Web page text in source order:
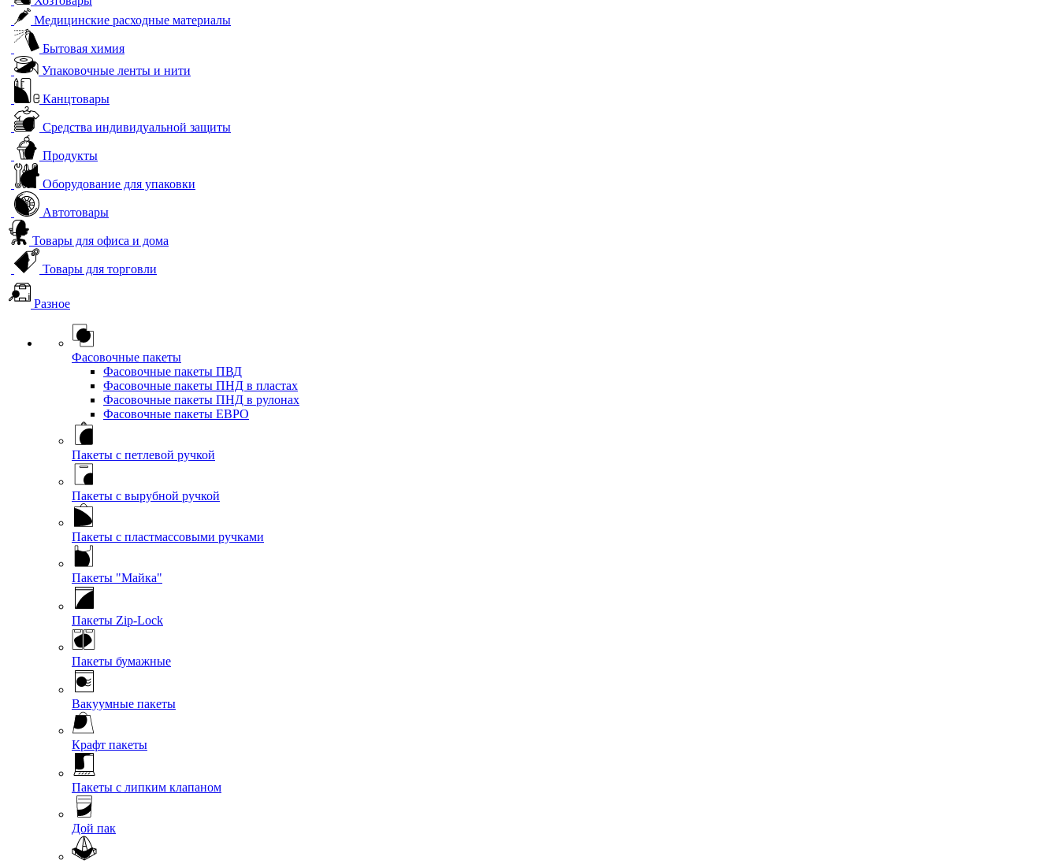
Медицинские расходные материалы
Бытовая химия
Упаковочные ленты и нити
Канцтовары
Средства индивидуальной защиты
Продукты
Оборудование для упаковки
Автотовары
Товары для офиса и дома
Товары для торговли
Разное
Фасовочные пакеты
Фасовочные пакеты ПВД
Фасовочные пакеты ПНД в пластах
Фасовочные пакеты ПНД в рулонах
Фасовочные пакеты ЕВРО
Пакеты с петлевой ручкой
Пакеты с вырубной ручкой
Пакеты с пластмассовыми ручками
Пакеты "Майка"
Пакеты Zip-Lock
Пакеты бумажные
Вакуумные пакеты
Крафт пакеты
Пакеты с липким клапаном
Дой пак